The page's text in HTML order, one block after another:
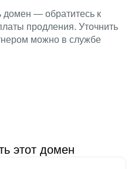
домен — обратитесь к
продления. Уточнить
можно в службе
этот домен